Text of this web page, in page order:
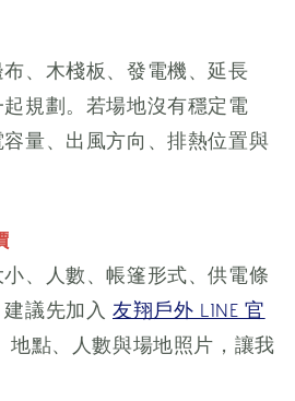
、木棧板、發電機、延長
規劃。若場地沒有穩定電
量、出風方向、排熱位置與
、人數、帳篷形式、供電條
建議先加入友翔戶外 LINE 官
地點、人數與場地照片，讓我